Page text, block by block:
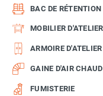
BAC DE RÉTENTION
MOBILIER D'ATELIER
ARMOIRE D'ATELIER
GAINE D'AIR
FUMISTERIE